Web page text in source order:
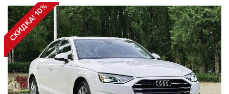
СКИДКА! 10%